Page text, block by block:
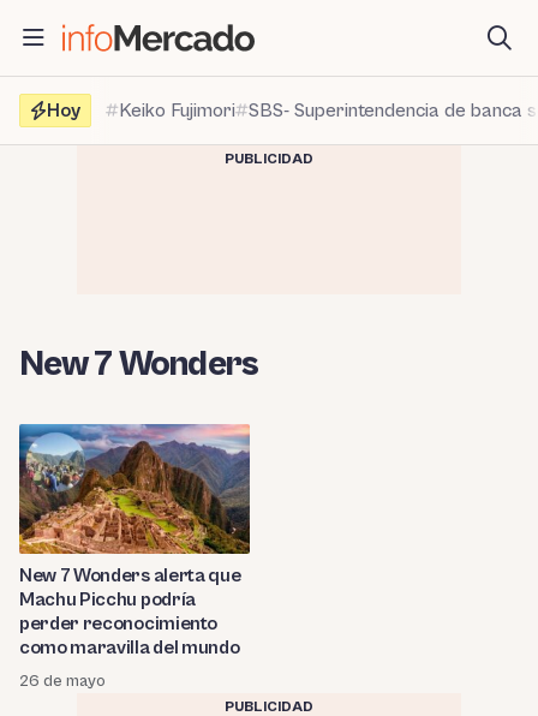
contenido
Hoy
Keiko Fujimori SBS- Superintendencia de banca
PUBLICIDAD
New 7 Wonders
New 7 Wonders alerta que
Machu Picchu podría
perder reconocimiento
como maravilla del mundo
26 de mayo
PUBLICIDAD